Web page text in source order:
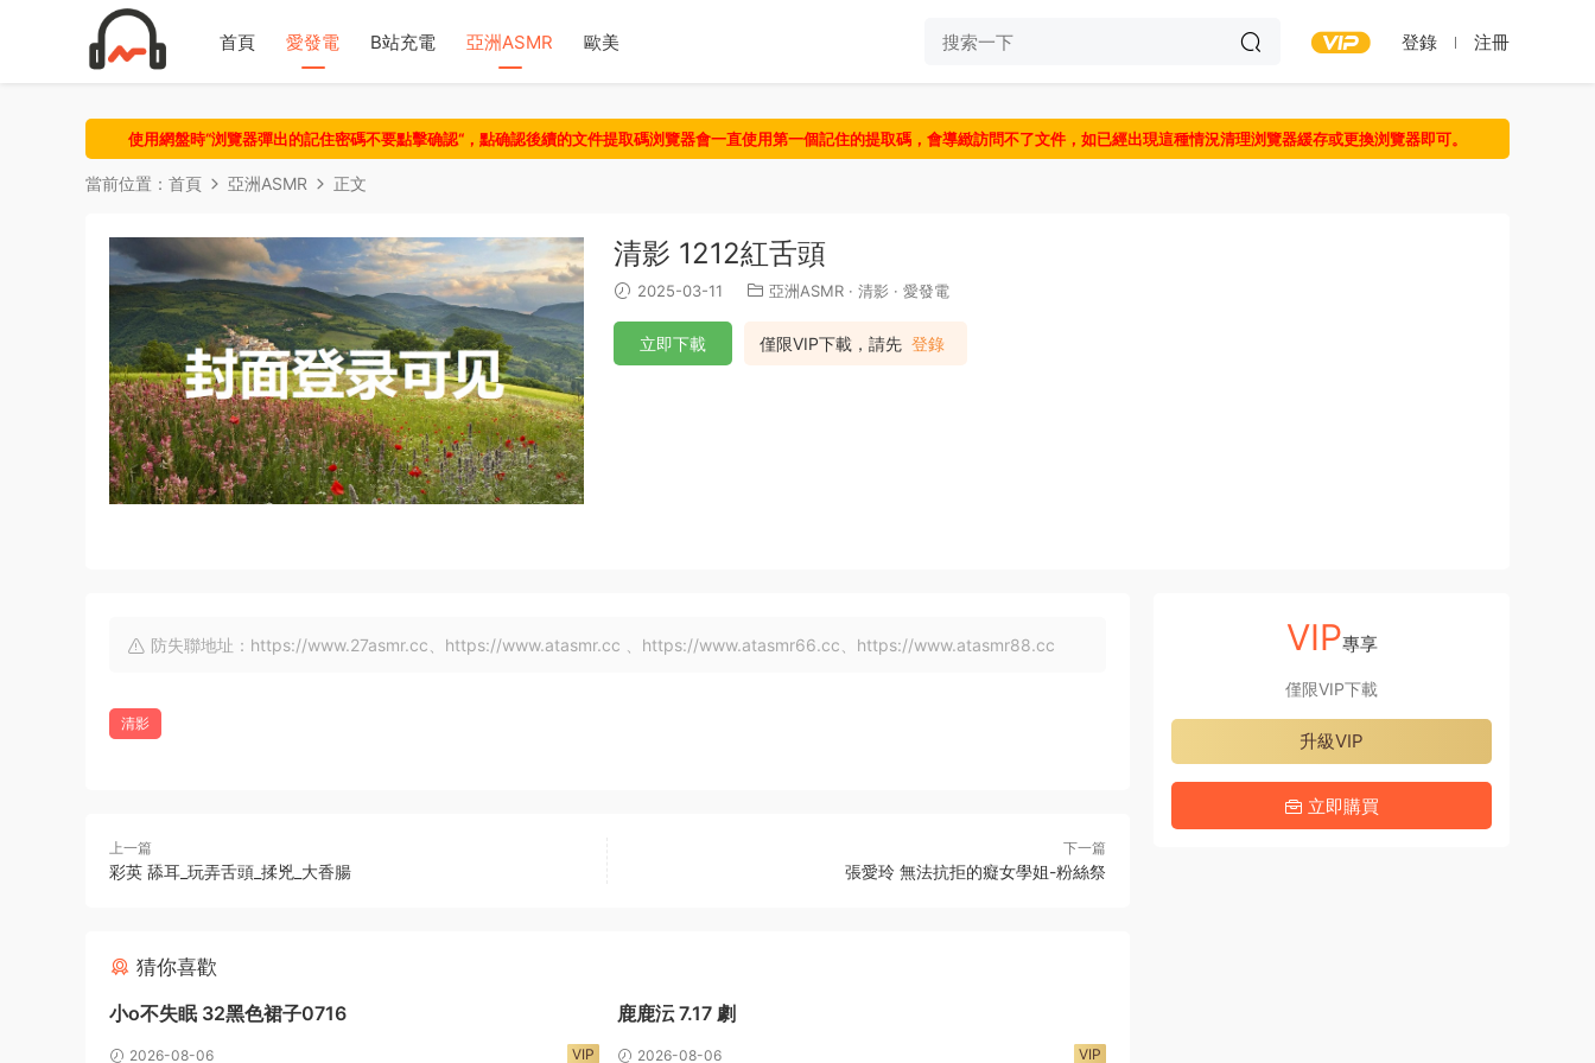
首頁 愛發電 B站充電 亞洲ASMR 歐美 登錄 注冊
使用網盤時“浏覽器彈出的記住密碼不要點擊确認“，點确認後續的文件提取碼浏覽器會一直使用第一個記住的提取碼，會導緻訪問不了文件，如已經出現這種情況清理浏覽器緩存或更換浏覽器即可。
當前位置： 首頁 亞洲ASMR 正文
清影 1212紅舌頭
2025-03-11 亞洲ASMR · 清影 · 愛發電
僅限VIP下載，請先 登錄
立即下載
防失聯地址：https://www.27asmr.cc、https://www.atasmr.cc 、https://www.atasmr66.cc、https://www.atasmr88.cc
清影
上一篇
彩英 舔耳_玩弄舌頭_揉兇_大香腸
下一篇
張愛玲 無法抗拒的癡女學姐-粉絲祭
猜你喜歡
小o不失眠 32黑色裙子0716
2026-08-06 VIP
鹿鹿沄 7.17 劇
2026-08-06 VIP
VIP專享
僅限VIP下載
升級VIP
立即購買